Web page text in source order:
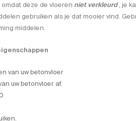
deze de vloeren niet verkleurd, je
gebruiken als je dat mooier vind.
middelen.
van uw betonvloer
uw betonvloer af.